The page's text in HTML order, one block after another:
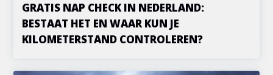
GRATIS NAP CHECK IN NEDERLAND:
BESTAAT HET EN WAAR KUN JE
KILOMETERSTAND CONTROLEREN?